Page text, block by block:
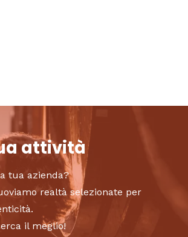
attività
tua azienda?
realtà selezionate per
il meglio!